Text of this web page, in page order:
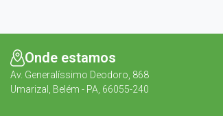
Onde estamos
Av. Generalíssimo Deodoro, 868
Umarizal, Belém - PA, 66055-240